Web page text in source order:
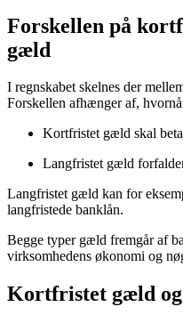
Forskellen på
gæld
I regnskabet skelnes der
Forskellen afhænger af,
Kortfristet gæld skal
Langfristet gæld
Langfristet gæld kan for
langfristede banklån.
Begge typer gæld fremgår af
virksomhedens økonomi og
Kortfristet gæld